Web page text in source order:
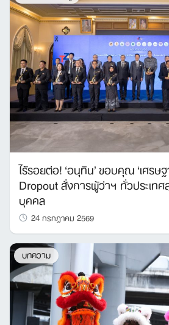
ไร้รอยต่อ! ‘อนุทิน’ ขอบคุณ ‘เศรษ
Dropout สั่งการผู้ว่าฯ ทั่วประเทศ
บุคคล
24 กรกฎาคม 2569
บทความ